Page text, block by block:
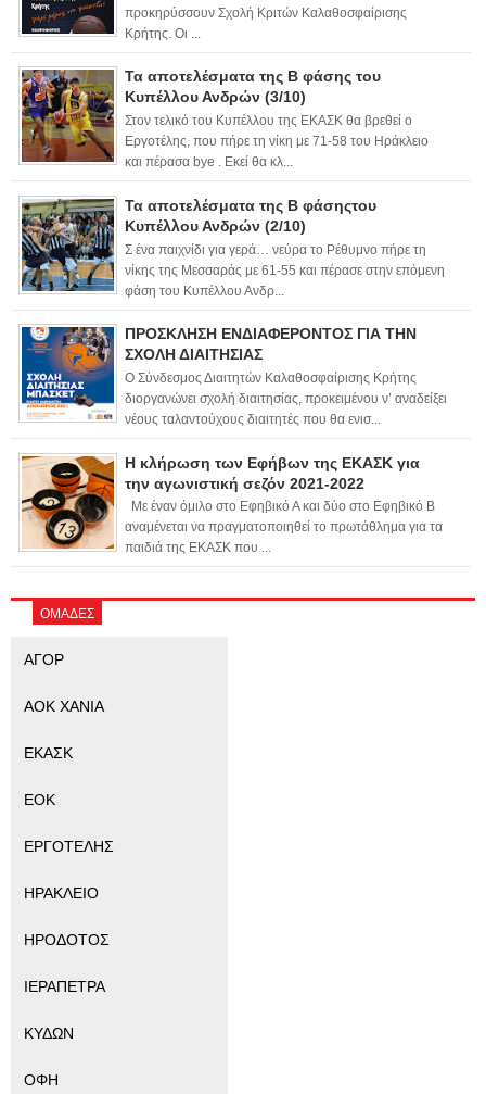
προκηρύσσουν Σχολή Κριτών Καλαθοσφαίρισης
Κρήτης. Οι ...
Τα αποτελέσματα της Β φάσης του
Κυπέλλου Ανδρών (3/10)
Στον τελικό του Κυπέλλου της ΕΚΑΣΚ θα βρεθεί ο
Εργοτέλης, που πήρε τη νίκη με 71-58 του Ηράκλειο
και πέρασα bye . Εκεί θα κλ...
Τα αποτελέσματα της Β φάσηςτου
Κυπέλλου Ανδρών (2/10)
Σ ένα παιχνίδι για γερά… νεύρα το Ρέθυμνο πήρε τη
νίκης της Μεσσαράς με 61-55 και πέρασε στην επόμενη
φάση του Κυπέλλου Ανδρ...
ΠΡΟΣΚΛΗΣΗ ΕΝΔΙΑΦΕΡΟΝΤΟΣ ΓΙΑ ΤΗΝ
ΣΧΟΛΗ ΔΙΑΙΤΗΣΙΑΣ
Ο Σύνδεσμος Διαιτητών Καλαθοσφαίρισης Κρήτης
διοργανώνει σχολή διαιτησίας, προκειμένου ν’ αναδείξει
νέους ταλαντούχους διαιτητές που θα ενισ...
Η κλήρωση των Εφήβων της ΕΚΑΣΚ για
την αγωνιστική σεζόν 2021-2022
Με έναν όμιλο στο Εφηβικό Α και δύο στο Εφηβικό Β
αναμένεται να πραγματοποιηθεί το πρωτάθλημα για τα
παιδιά της ΕΚΑΣΚ που ...
ΟΜΑΔΕΣ
ΑΓΟΡ
ΑΟΚ ΧΑΝΙΑ
ΕΚΑΣΚ
ΕΟΚ
ΕΡΓΟΤΕΛΗΣ
ΗΡΑΚΛΕΙΟ
ΗΡΟΔΟΤΟΣ
ΙΕΡΑΠΕΤΡΑ
ΚΥΔΩΝ
ΟΦΗ